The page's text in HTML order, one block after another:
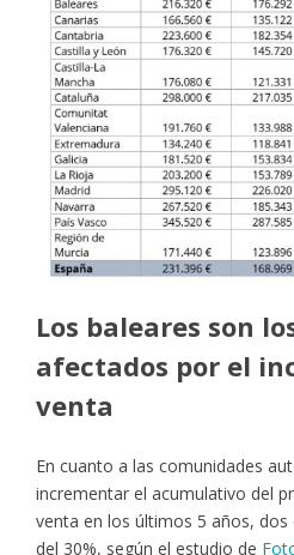
Los baleares son
afectados por el
venta
En cuanto a las comunidades
incrementar el acumulativo del
venta en los últimos 5 años, dos
del 30%, según el estudio de